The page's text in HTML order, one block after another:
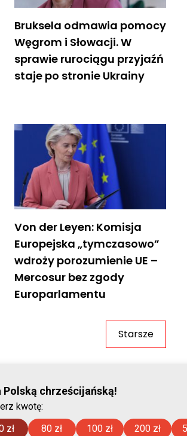
Bruksela odmawia pomocy
Węgrom i Słowacji. W
sprawie rurociągu przyjaźń
staje po stronie Ukrainy
Von der Leyen: Komisja
Europejska „tymczasowo”
wdroży porozumienie UE –
Mercosur bez zgody
Europarlamentu
Starsze
©
chrześcijańską!
kwotę:
60 zł
80 zł 100 zł 200 zł